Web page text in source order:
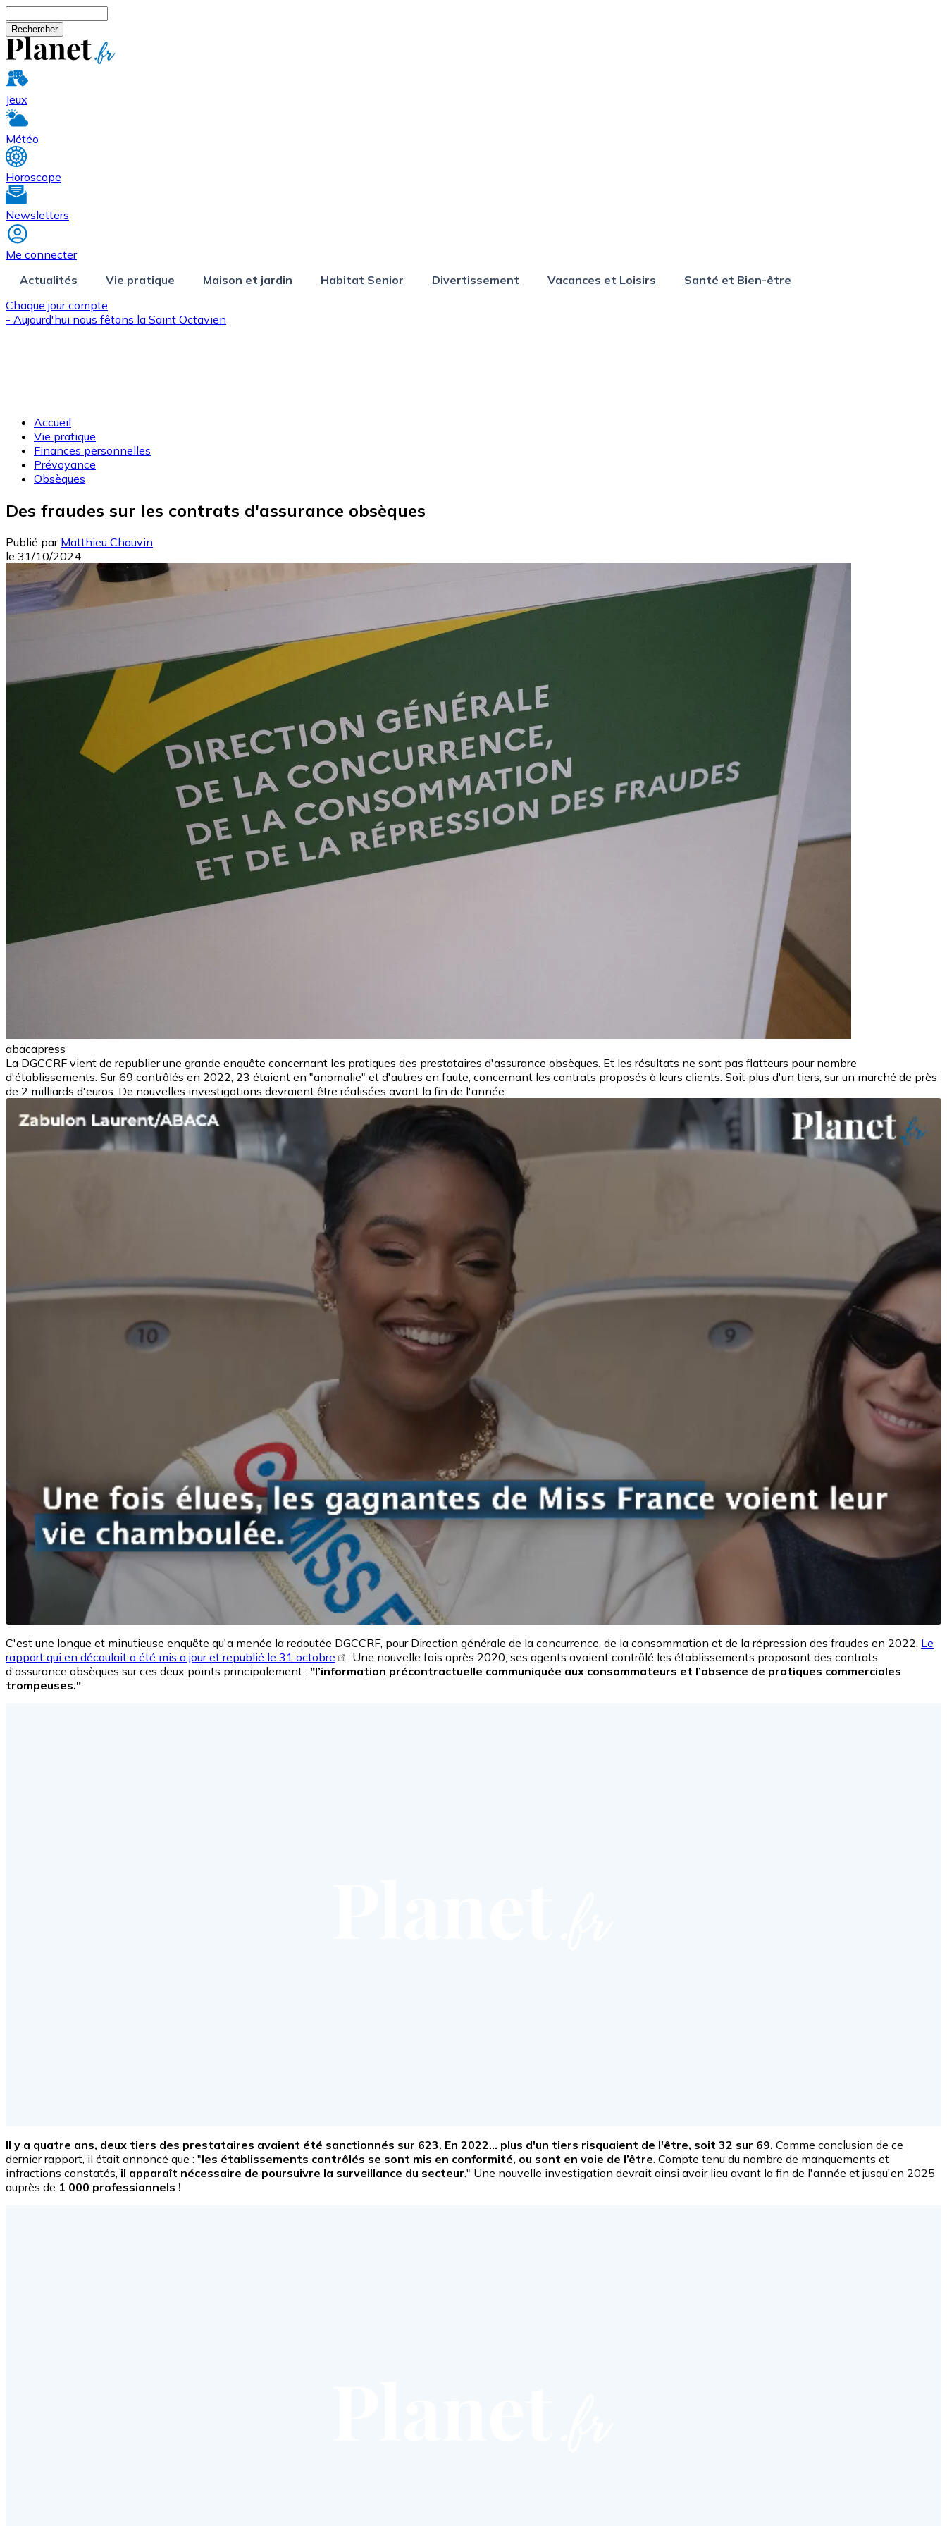
Jeux
Météo
Horoscope
Newsletters
Me connecter
Actualités
Vie pratique Maison et jardin Habitat Senior Divertissement Vacances et Loisirs
Santé et Bien-être
Chaque jour compte
- Aujourd'hui nous fêtons la Saint Octavien
Accueil
Vie pratique
Finances personnelles
Prévoyance
Obsèques
Des fraudes sur les contrats d'assurance obsèques
Publié par Matthieu Chauvin
le 31/10/2024
abacapress
La DGCCRF vient de republier une grande enquête concernant les pratiques des prestataires d'assurance obsèques. Et les résultats ne sont pas flatteurs pour nombre
d'établissements. Sur 69 contrôlés en 2022, 23 étaient en "anomalie" et d'autres en faute, concernant les contrats proposés à leurs clients. Soit plus d'un tiers, sur un marché de près
de 2 milliards d'euros. De nouvelles investigations devraient être réalisées avant la fin de l'année.
C'est une longue et minutieuse enquête qu'a menée la redoutée DGCCRF, pour Direction générale de la concurrence, de la consommation et de la répression des fraudes en 2022. Le
rapport qui en découlait a été mis a jour et republié le 31 octobre
. Une nouvelle fois après 2020, ses agents avaient contrôlé les établissements proposant des contrats
d'assurance obsèques sur ces deux points principalement : "l’information précontractuelle communiquée aux consommateurs et l’absence de pratiques commerciales
trompeuses."
Il y a quatre ans, deux tiers des prestataires avaient été sanctionnés sur 623. En 2022... plus d'un tiers risquaient de l'être, soit 32 sur 69. Comme conclusion de ce
dernier rapport, il était annoncé que : "les établissements contrôlés se sont mis en conformité, ou sont en voie de l’être . Compte tenu du nombre de manquements et
infractions constatés, il apparaît nécessaire de poursuivre la surveillance du secteur ." Une nouvelle investigation devrait ainsi avoir lieu avant la fin de l'année et jusqu'en 2025
auprès de 1 000 professionnels !